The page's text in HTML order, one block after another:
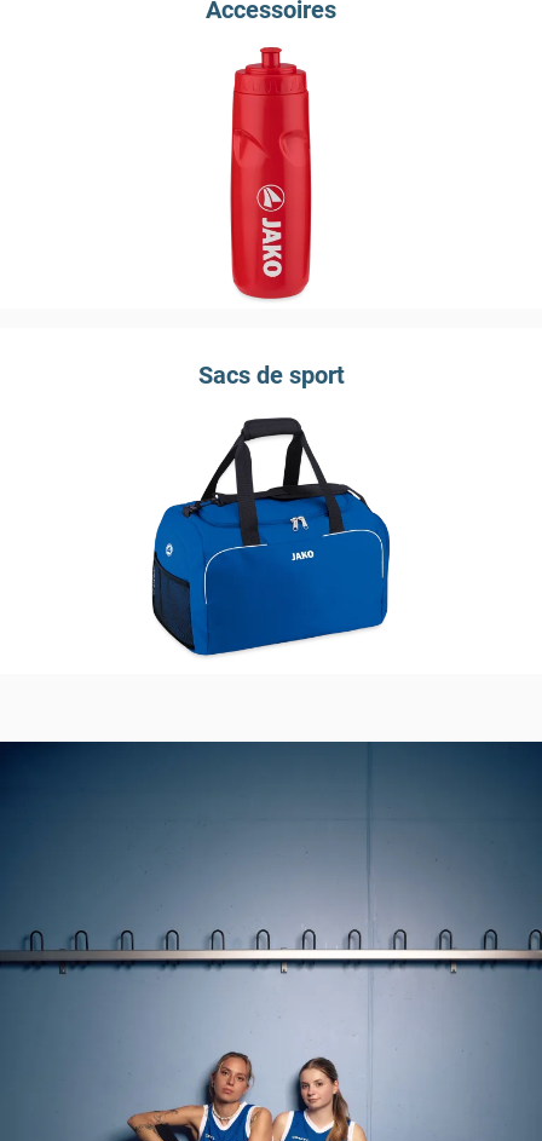
Accessoires
Sacs de sport